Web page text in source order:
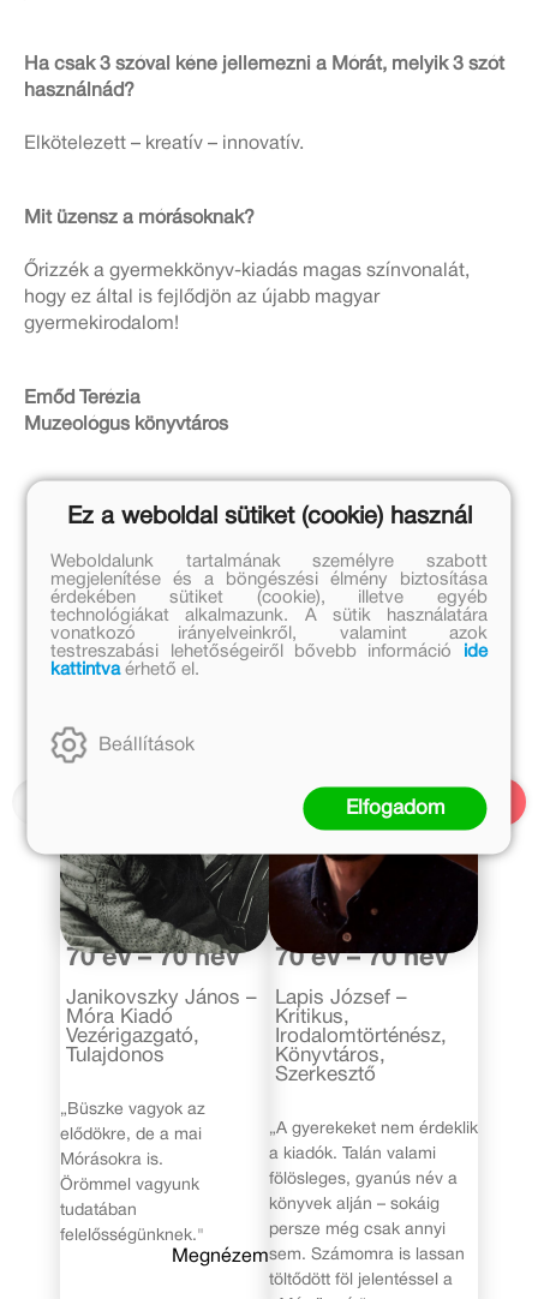
Ha csak 3 szóval kéne jellemezni a Mórát, melyik 3 szót
használnád?
Elkötelezett – kreatív – innovatív.
Mit üzensz a mórásoknak?
Őrizzék a gyermekkönyv-kiadás magas színvonalát,
hogy ez által is fejlődjön az újabb magyar
gyermekirodalom!
Emőd Terézia
Muzeológus könyvtáros
Hasonló hírek
2020. december 1.
70 év – 70 név
Janikovszky János –
Móra Kiadó
Vezérigazgató,
Tulajdonos
„Büszke vagyok az
elődökre, de a mai
Mórásokra is.
Örömmel vagyunk
tudatában
felelősségünknek."
Megnézem
2020. október 12.
70 év – 70 név
Lapis József –
Kritikus,
Irodalomtörténész,
Könyvtáros,
Szerkesztő
„A gyerekeket nem érdeklik
a kiadók. Talán valami
fölösleges, gyanús név a
könyvek alján – sokáig
persze még csak annyi
sem. Számomra is lassan
töltődött föl jelentéssel a
Ez a weboldal sütiket (cookie) használ
Weboldalunk tartalmának személyre szabott
megjelenítése és a böngészési élmény biztosítása
érdekében sütiket (cookie), illetve egyéb
technológiákat alkalmazunk. A sütik használatára
vonatkozó irányelveinkről, valamint azok
testreszabási lehetőségeiről bővebb információ
ide
kattintvaérhető el.
Beállítások
Elfogadom